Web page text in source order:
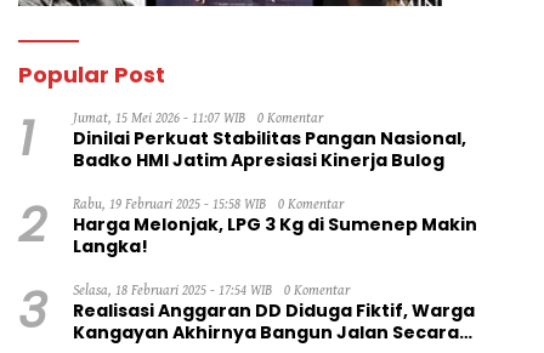
Popular Post
1 Jumat, 15 Mei 2026 - 11:07 WIB 0 Komentar
Dinilai Perkuat Stabilitas Pangan Nasional,
Badko HMI Jatim Apresiasi Kinerja Bulog
2 Rabu, 19 Februari 2025 - 15:58 WIB 0 Komentar
Harga Melonjak, LPG 3 Kg di Sumenep Makin
Langka!
3 Selasa, 18 Februari 2025 - 17:54 WIB 0 Komentar
Realisasi Anggaran DD Diduga Fiktif, Warga
Kangayan Akhirnya Bangun Jalan Secara